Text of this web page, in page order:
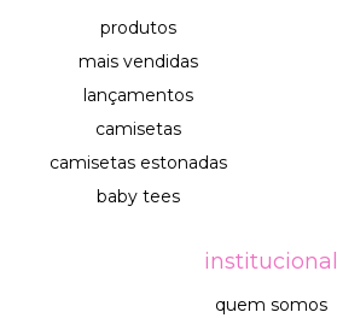
produtos
mais vendidas
lançamentos
camisetas
camisetas estonadas
baby tees
institucional
quem somos